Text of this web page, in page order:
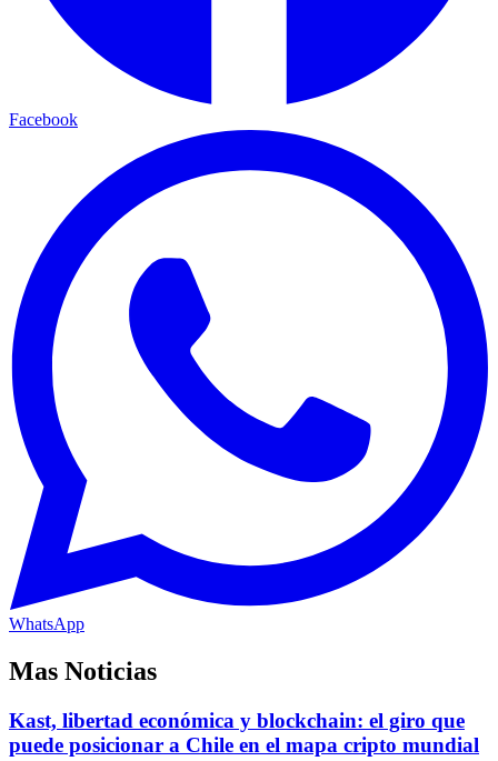
Facebook
WhatsApp
Mas Noticias
Kast, libertad económica y blockchain: el giro que
puede posicionar a Chile en el mapa cripto mundial